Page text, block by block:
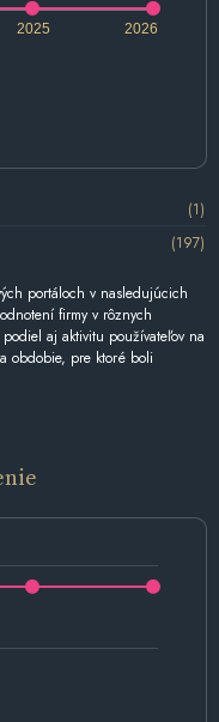
2026
2025
(1)
(197)
portáloch v nasledujúcich
firmy v rôznych
aj aktivitu používateľov na
obdobie, pre ktoré boli